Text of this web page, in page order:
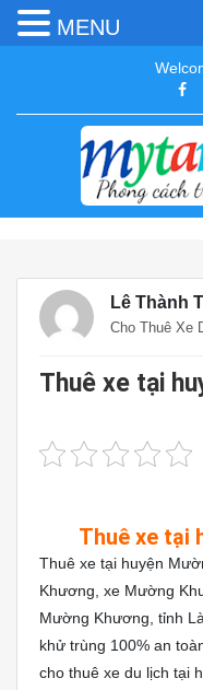
Lê Thành
Cho Thuê Xe
Thuê xe tại
Thuê xe tại
Thuê xe tại huyện
Khương, xe Mường
Mường Khương, tỉnh
khử trùng 100% an
cho thuê xe du lịch tại
MENU